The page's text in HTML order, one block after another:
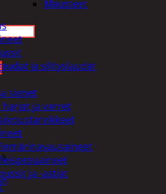
Mausteet
ja silityslaudat
sienet
harjat ja varret
ja -astiat